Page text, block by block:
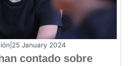
25 January 2024
contado sobre